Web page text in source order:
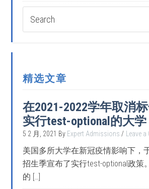
精选文章
在2021-2022学年取消
实行test-optional的大学
5 2 月, 2021 By Expert Admissions Leave
美国多所大学在新冠疫情影响下，
招生季宣布了实行test-optional政策
的 […]